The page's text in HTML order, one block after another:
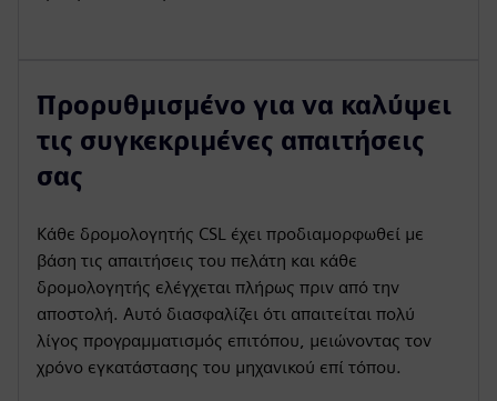
Προρυθμισμένο για να καλύψει
τις συγκεκριμένες απαιτήσεις
σας
Κάθε δρομολογητής CSL έχει προδιαμορφωθεί με
βάση τις απαιτήσεις του πελάτη και κάθε
δρομολογητής ελέγχεται πλήρως πριν από την
αποστολή. Αυτό διασφαλίζει ότι απαιτείται πολύ
λίγος προγραμματισμός επιτόπου, μειώνοντας τον
χρόνο εγκατάστασης του μηχανικού επί τόπου.